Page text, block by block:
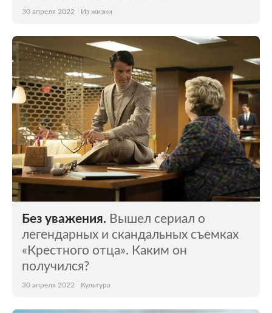
30 апреля 2022 Из жизни
Без уважения. Вышел сериал о
легендарных и скандальных съемках
«Крестного отца». Каким он
получился?
30 апреля 2022 Культура